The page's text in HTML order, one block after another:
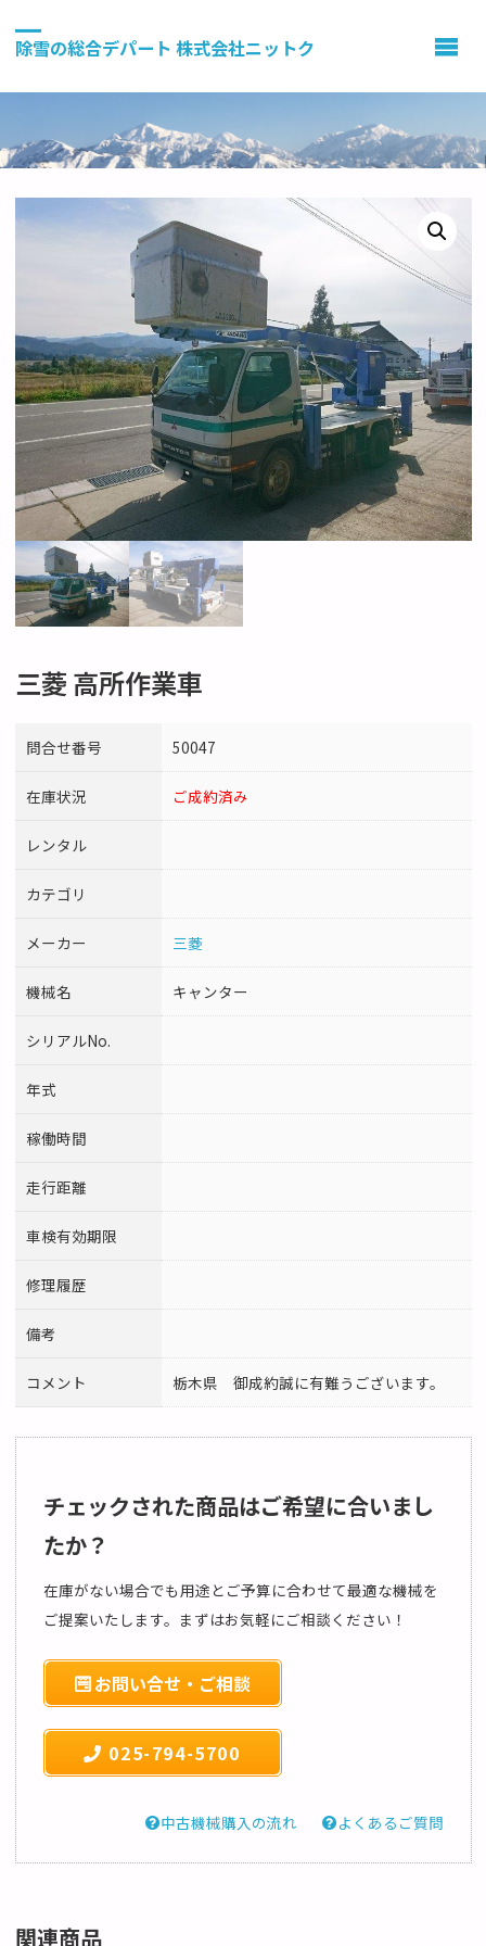
除雪の総合デパート 株式会社ニットク
三菱 高所作業車
問合せ番号 50047
在庫状況 ご成約済み
レンタル
カテゴリ
メーカー 三菱
機械名 キャンター
シリアルNo.
年式
稼働時間
走行距離
車検有効期限
修理履歴
備考
コメント 栃木県 御成約誠に有難うございます。
チェックされた商品はご希望に合いまし
たか？
在庫がない場合でも用途とご予算に合わせて最適な機械を
ご提案いたします。まずはお気軽にご相談ください！
お問い合せ・ご相談
025-794-5700
中古機械購入の流れ よくあるご質問
関連商品